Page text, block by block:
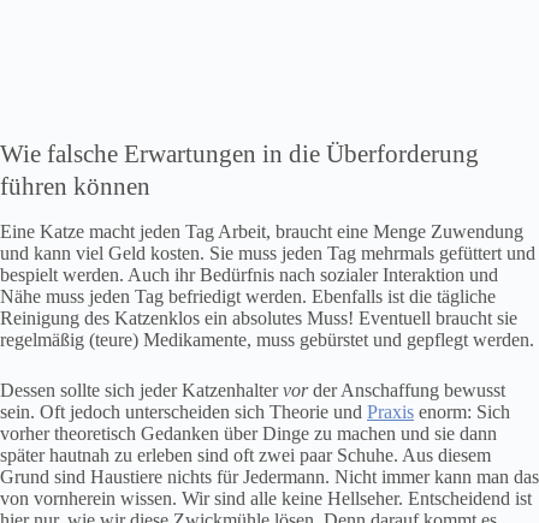
Wie falsche Erwartungen in die Überforderung
führen können
Eine Katze macht jeden Tag Arbeit, braucht eine Menge Zuwendung
und kann viel Geld kosten. Sie muss jeden Tag mehrmals gefüttert und
bespielt werden. Auch ihr Bedürfnis nach sozialer Interaktion und
Nähe muss jeden Tag befriedigt werden. Ebenfalls ist die tägliche
Reinigung des Katzenklos ein absolutes Muss! Eventuell braucht sie
regelmäßig (teure) Medikamente, muss gebürstet und gepflegt werden.
Dessen sollte sich jeder Katzenhaltervorder Anschaffung bewusst
sein. Oft jedoch unterscheiden sich Theorie und Praxis enorm: Sich
vorher theoretisch Gedanken über Dinge zu machen und sie dann
später hautnah zu erleben sind oft zwei paar Schuhe. Aus diesem
Grund sind Haustiere nichts für Jedermann. Nicht immer kann man das
von vornherein wissen. Wir sind alle keine Hellseher. Entscheidend ist